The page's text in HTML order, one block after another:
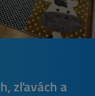
zľavách a